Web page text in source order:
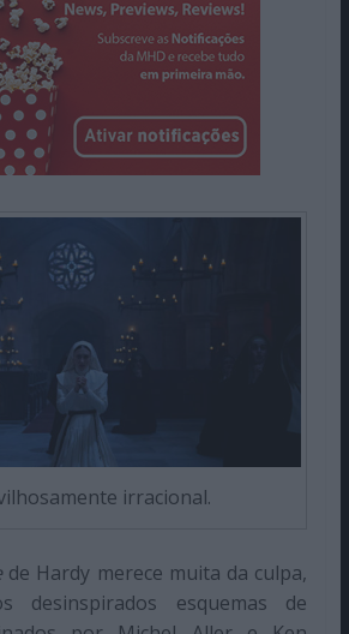
irracional.
de Hardy merece muita da culpa,
desinspirados esquemas de